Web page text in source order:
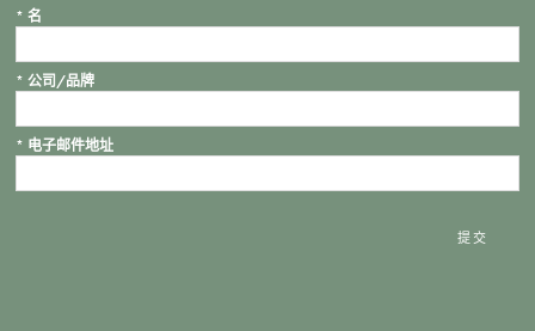
* 名
* 公司/品牌
* 电子邮件地址
提交